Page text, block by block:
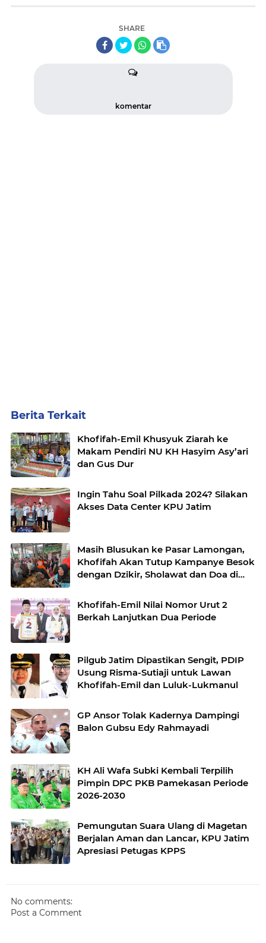
SHARE
komentar
Berita Terkait
Khofifah-Emil Khusyuk Ziarah ke
Makam Pendiri NU KH Hasyim Asy’ari
dan Gus Dur
Ingin Tahu Soal Pilkada 2024? Silakan
Akses Data Center KPU Jatim
Masih Blusukan ke Pasar Lamongan,
Khofifah Akan Tutup Kampanye Besok
dengan Dzikir, Sholawat dan Doa di
Khofifah-Emil Nilai Nomor Urut 2
Berkah Lanjutkan Dua Periode
Pilgub Jatim Dipastikan Sengit, PDIP
Usung Risma-Sutiaji untuk Lawan
Khofifah-Emil dan Luluk-Lukmanul
GP Ansor Tolak Kadernya Dampingi
Balon Gubsu Edy Rahmayadi
KH Ali Wafa Subki Kembali Terpilih
Pimpin DPC PKB Pamekasan Periode
2026-2030
Pemungutan Suara Ulang di Magetan
Berjalan Aman dan Lancar, KPU Jatim
Apresiasi Petugas KPPS
No comments:
Post a Comment